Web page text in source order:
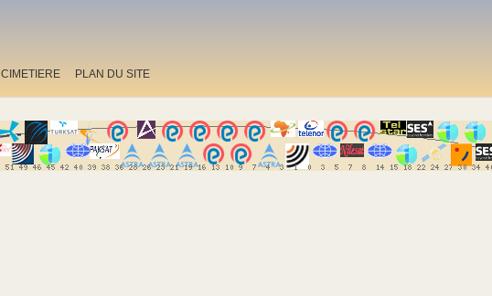
CIMETIERE PLAN DU SITE